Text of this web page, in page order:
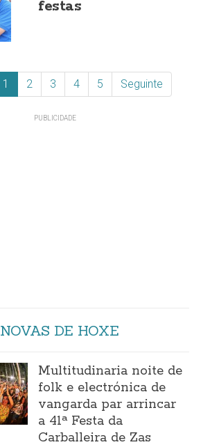
festas
1 2 3 4 5 Seguinte
NOVAS DE HOXE
Multitudinaria noite de
folk e electrónica de
vangarda par arrincar
a 41ª Festa da
Carballeira de Zas